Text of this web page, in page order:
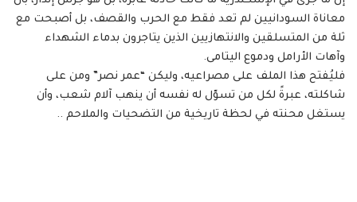
معاناة السودانيين لم تعد فقط مع الحرب والقصف، بل أصبحت مع
ثلة من المتسلقين والانتهازيين الذين يتاجرون بدماء الشهداء
وآهات الأرامل ودموع اليتامى.
فليُفتح هذا الملف على مصراعيه، وليكن “عمر نصر” ومن على
شاكلته، عبرةً لكل من تسوّل له نفسه أن ينهب آلام شعب، وأن
يستغل محنته في لحظة تاريخية من التضحيات والملاحم ..